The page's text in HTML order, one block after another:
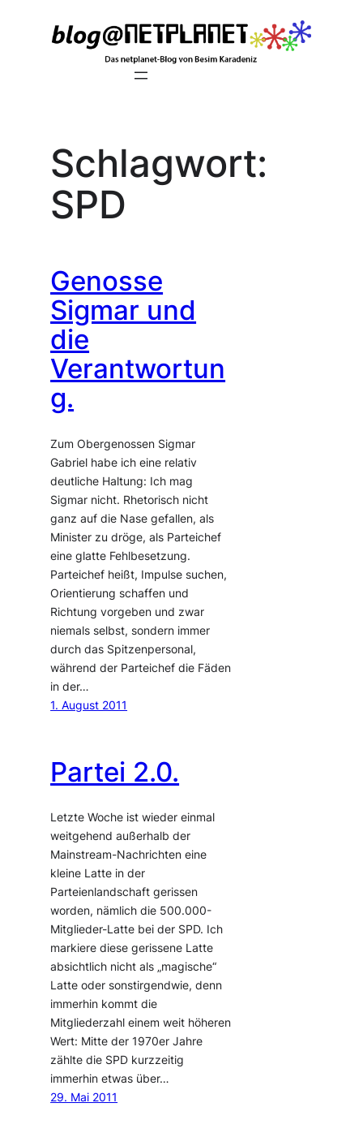
Schlagwort:
SPD
Genosse
Sigmar und
die
Verantwortun
g.
Zum Obergenossen Sigmar
Gabriel habe ich eine relativ
deutliche Haltung: Ich mag
Sigmar nicht. Rhetorisch nicht
ganz auf die Nase gefallen, als
Minister zu dröge, als Parteichef
eine glatte Fehlbesetzung.
Parteichef heißt, Impulse suchen,
Orientierung schaffen und
Richtung vorgeben und zwar
niemals selbst, sondern immer
durch das Spitzenpersonal,
während der Parteichef die Fäden
in der…
1. August 2011
Partei 2.0.
Letzte Woche ist wieder einmal
weitgehend außerhalb der
Mainstream-Nachrichten eine
kleine Latte in der
Parteienlandschaft gerissen
worden, nämlich die 500.000-
Mitglieder-Latte bei der SPD. Ich
markiere diese gerissene Latte
absichtlich nicht als „magische“
Latte oder sonstirgendwie, denn
immerhin kommt die
Mitgliederzahl einem weit höheren
Wert: Mitte der 1970er Jahre
zählte die SPD kurzzeitig
immerhin etwas über…
29. Mai 2011